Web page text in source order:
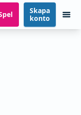
Skapa
konto